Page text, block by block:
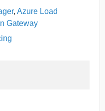
, Azure Load
Gateway